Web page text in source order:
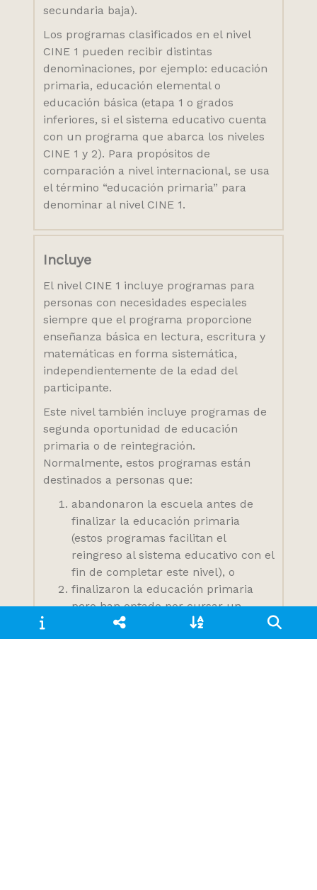
secundaria baja).
Los programas clasificados en el nivel
CINE 1 pueden recibir distintas
denominaciones, por ejemplo: educación
primaria, educación elemental o
educación básica (etapa 1 o grados
inferiores, si el sistema educativo cuenta
con un programa que abarca los niveles
CINE 1 y 2). Para propósitos de
comparación a nivel internacional, se usa
el término “educación primaria” para
denominar al nivel CINE 1.
Incluye
El nivel CINE 1 incluye programas para
personas con necesidades especiales
siempre que el programa proporcione
enseñanza básica en lectura, escritura y
matemáticas en forma sistemática,
independientemente de la edad del
participante.
Este nivel también incluye programas de
segunda oportunidad de educación
primaria o de reintegración.
Normalmente, estos programas están
destinados a personas que:
abandonaron la escuela antes de
finalizar la educación primaria
(estos programas facilitan el
reingreso al sistema educativo con el
fin de completar este nivel), o
finalizaron la educación primaria
pero han optado por cursar un
programa educativo o desempeñar
un oficio para el cual no se